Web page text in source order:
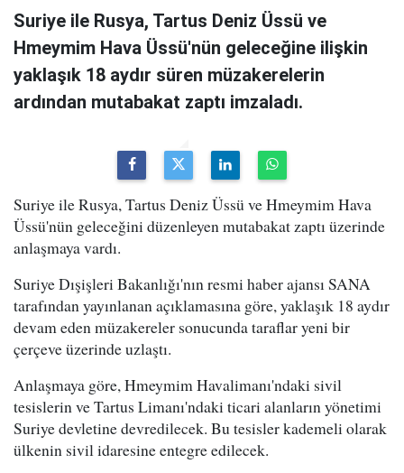
Suriye ile Rusya, Tartus Deniz Üssü ve
Hmeymim Hava Üssü'nün geleceğine ilişkin
yaklaşık 18 aydır süren müzakerelerin
ardından mutabakat zaptı imzaladı.
Suriye ile Rusya, Tartus Deniz Üssü ve Hmeymim Hava
Üssü'nün geleceğini düzenleyen mutabakat zaptı üzerinde
anlaşmaya vardı.
Suriye Dışişleri Bakanlığı'nın resmi haber ajansı SANA
tarafından yayınlanan açıklamasına göre, yaklaşık 18 aydır
devam eden müzakereler sonucunda taraflar yeni bir
çerçeve üzerinde uzlaştı.
Anlaşmaya göre, Hmeymim Havalimanı'ndaki sivil
tesislerin ve Tartus Limanı'ndaki ticari alanların yönetimi
Suriye devletine devredilecek. Bu tesisler kademeli olarak
ülkenin sivil idaresine entegre edilecek.